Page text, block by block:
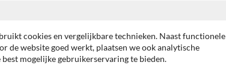
cookies en vergelijkbare technieken. Naast functionele
de website goed werkt, plaatsen we ook analytische
best mogelijke gebruikerservaring te bieden.